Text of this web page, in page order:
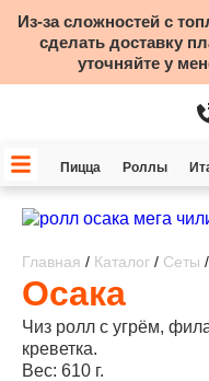
Из-за сложностей с
сделать доставку
уточняйте у
Пицца Роллы
Главная / Каталог / Сеты
Осака
Чиз ролл с угрём,
креветка.
Вес: 610 г.